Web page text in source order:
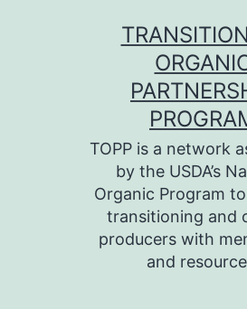
TOPP is a network
by the USDA’s
Organic Program
transitioning and
producers with
and